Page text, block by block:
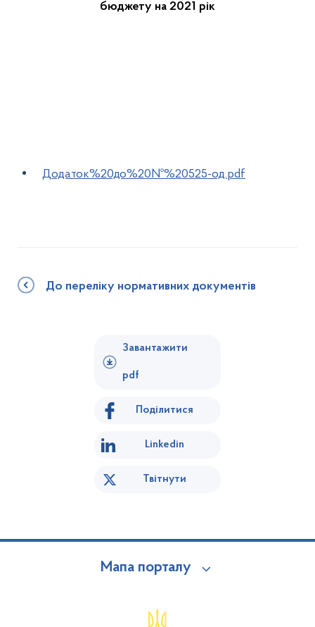
бюджету на 2021 рік
Додаток%20до%20№%20525-од.pdf
До переліку нормативних документів
Завантажити
pdf
Поділитися
Linkedin
Твітнути
Мапа порталу